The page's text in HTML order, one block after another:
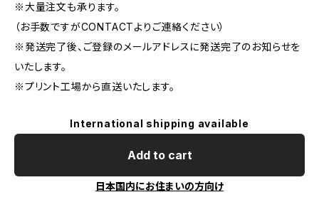
※大量注文も承ります。
（お手数ですがCONTACTよりご連絡ください）
※発送完了後、ご登録のメールアドレスに発送完了のお知らせを
いたします。
※プリント工場から直送いたします。
International shipping available
Add to cart
日本国内にお住まいの方向け